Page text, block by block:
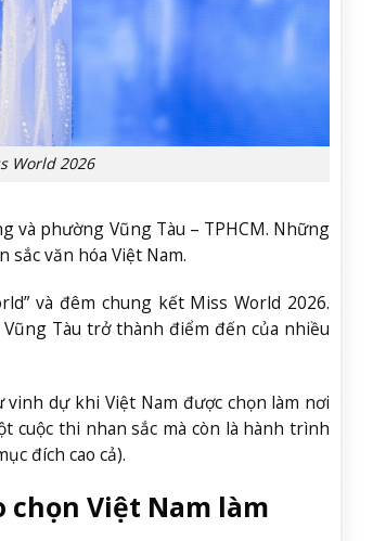
World 2026
và phường Vũng Tàu – TPHCM. Những
văn hóa Việt Nam.
và đêm chung kết Miss World 2026.
Tàu trở thành điểm đến của nhiều
dự khi Việt Nam được chọn làm nơi
cuộc thi nhan sắc mà còn là hành trình
đích cao cả).
chọn Việt Nam làm